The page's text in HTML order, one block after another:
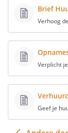
huurders,
kan
Vuilnis
Zorg
vuilnis
Brief
Verhoog
Verplicht
Geef je